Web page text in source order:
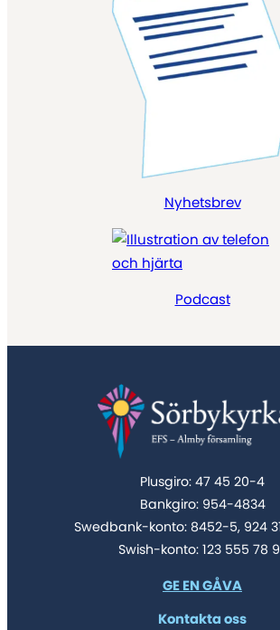
Nyhetsbrev
Podcast
Plusgiro: 47 45 20-4
Bankgiro: 954-4834
Swedbank-konto: 8452-5, 924
Swish-konto: 123 555 78
GE EN GÅVA
Kontakta oss